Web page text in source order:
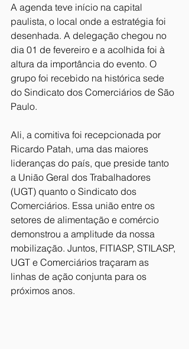
A agenda teve início na capital
paulista, o local onde a estratégia foi
desenhada. A delegação chegou no
dia 01 de fevereiro e a acolhida foi à
altura da importância do evento. O
grupo foi recebido na histórica sede
do Sindicato dos Comerciários de São
Paulo.
Ali, a comitiva foi recepcionada por
Ricardo Patah, uma das maiores
lideranças do país, que preside tanto
a União Geral dos Trabalhadores
(UGT) quanto o Sindicato dos
Comerciários. Essa união entre os
setores de alimentação e comércio
demonstrou a amplitude da nossa
mobilização. Juntos, FITIASP, STILASP,
UGT e Comerciários traçaram as
linhas de ação conjunta para os
próximos anos.